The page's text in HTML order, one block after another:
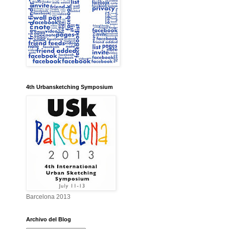
4th Urbansketching Symposium
Barcelona 2013
Archivo del Blog